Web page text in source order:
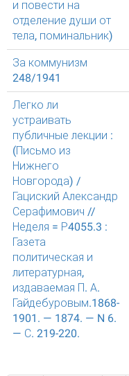
и повести на
отделение души от
тела, поминальник)
За коммунизм
248/1941
Легко ли
устраивать
публичные лекции :
(Письмо из
Нижнего
Новгорода) /
Гациский Александр
Серафимович //
Неделя = Р4055.3 :
Газета
политическая и
литературная,
издаваемая П. А.
Гайдебуровым.1868-
1901. — 1874. — N 6.
— С. 219-220.